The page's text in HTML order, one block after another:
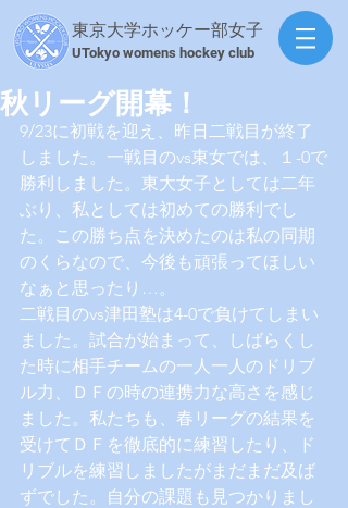
東京大学ホッケー部女子
​UTokyo womens hockey club
秋リーグ開幕！
9/23に初戦を迎え、昨日二戦目が終了
しました。一戦目のvs東女では、１-0で
勝利しました。東大女子としては二年
ぶり、私としては初めての勝利でし
た。この勝ち点を決めたのは私の同期
のくらなので、今後も頑張ってほしい
なぁと思ったり…。
二戦目のvs津田塾は4-0で負けてしまい
ました。試合が始まって、しばらくし
た時に相手チームの一人一人のドリブ
ル力、ＤＦの時の連携力な高さを感じ
ました。私たちも、春リーグの結果を
受けてＤＦを徹底的に練習したり、ド
リブルを練習しましたがまだまだ及ば
ずでした。自分の課題も見つかりまし